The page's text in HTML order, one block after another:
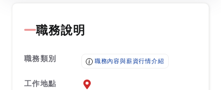
職務說明
職務類別 職務內容與薪資行情介紹
工作地點 前往查看地圖